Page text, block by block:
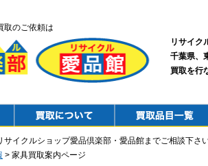
取のご依頼は
リサイク
千葉県、
買取を行
サイクルショップ愛品倶楽部・愛品館までご相談下さい
> 家具買取案内ページ